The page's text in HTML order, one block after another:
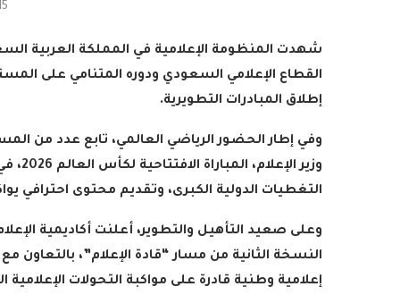
شهدت المنظومة الإعلامية في المملكة العربية
القطاع الإعلامي السعودي ودوره المتنامي على
إطلاق المبادرات التطويرية.
وفي إطار الحضور الرياضي العالمي، تابع عدد من
وزير
التغطيات الدولية الكبرى، وتقديم محتوى احترافي
وعلى صعيد التأهيل والتطوير، أعلنت أكاديمية
النسخة الثانية من مسار “قادة الإعلام”،
إعلامية وطنية قادرة على مواكبة التحولات الإعلامية